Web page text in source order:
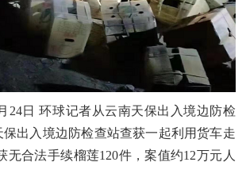
24日 环球记者从云南天保出入境边防检
出入境边防检查站查获一起利用货车走
无合法手续榴莲120件，案值约12万元人